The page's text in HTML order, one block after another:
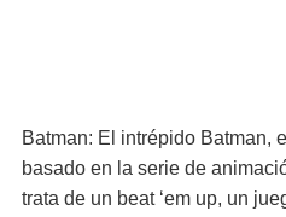
Batman: El intrépido Batman,
basado en la serie de
trata de un beat ‘em up, un